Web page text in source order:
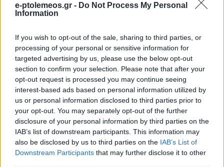
e-ptolemeos.gr - Do Not Process My Personal
Information
If you wish to opt-out of the sale, sharing to third parties, or
processing of your personal or sensitive information for
targeted advertising by us, please use the below opt-out
section to confirm your selection. Please note that after your
opt-out request is processed you may continue seeing
interest-based ads based on personal information utilized by
us or personal information disclosed to third parties prior to
your opt-out. You may separately opt-out of the further
disclosure of your personal information by third parties on the
IAB’s list of downstream participants. This information may
also be disclosed by us to third parties on the IAB’s List of
Downstream Participants that may further disclose it to other
ΚΟΙΝΩΝΊΑ
Κυριακή 9/8 με
πλούσιο πρόγραμμα
στον Δήμο Βοΐου –
Ομιλίες, party
νεολαίας, παρουσίαση
βιβλίου, Voio Race
ΠΟΛΙΤΙΣΜΌΣ
Η Φιλαρμονική
«Πανδώρα» και ο
Σύνδεσμος
Γραμμάτων & Τεχνών
εκπροσωπούν την
Κοζάνη στο 27ο
Διεθνές Φεστιβάλ